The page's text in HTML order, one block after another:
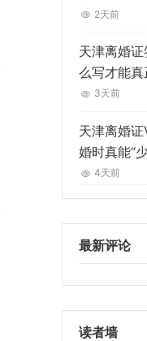
2天前
天津离婚
么写才能
处细节里
3天前
天津离婚
婚时真能“
4天前
最新评论
读者墙